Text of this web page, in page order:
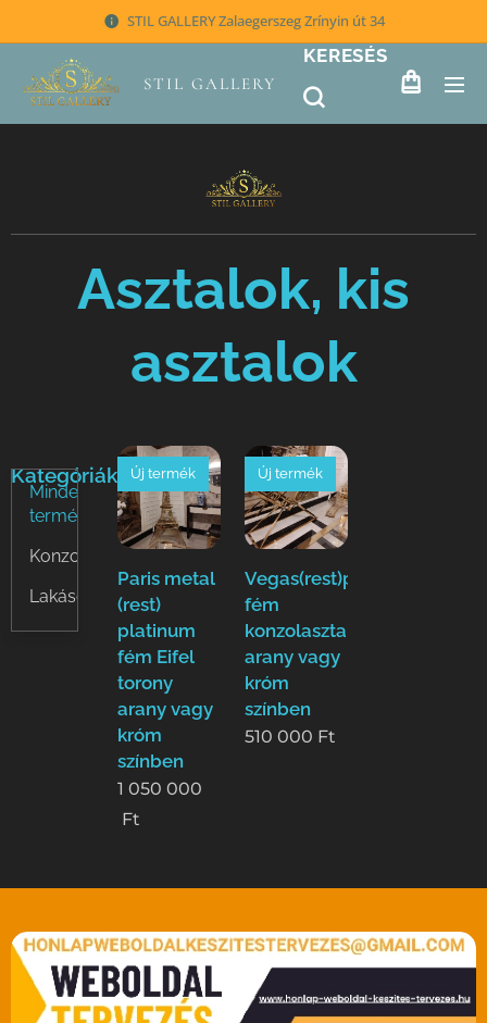
STIL GALLERY Zalaegerszeg Zrínyin út 34
STIL GALLERY
KERESÉS
Asztalok, kis
asztalok
Kategóriák
Minden
termék
Konzolok
Lakásdíszek
Paris metal
(rest)
platinum
fém Eifel
torony
arany vagy
króm
színben
Új termék
1 050 000
Ft
Vegas(rest)platinum
fém
konzolasztal
arany vagy
króm
színben
Új termék
510 000 Ft